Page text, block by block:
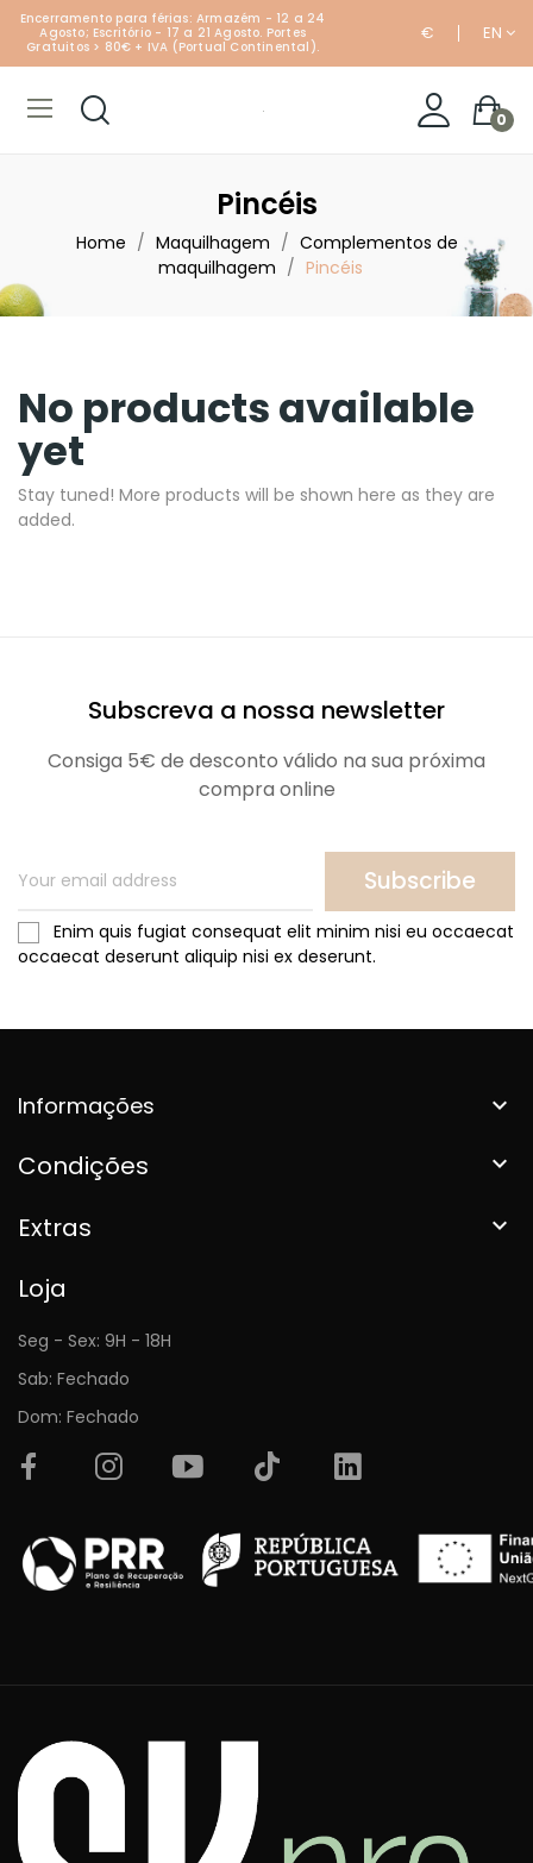
Encerramento para férias: Armazém - 12 a 24
Agosto; Escritório - 17 a 21 Agosto. Portes
Gratuitos > 80€ + IVA (Portual Continental).
€ EN
0
Pincéis
Home Maquilhagem
Complementos de
maquilhagem
Pincéis
No products available
yet
Stay tuned! More products will be shown here as they are
added.
Subscreva a nossa newsletter
Consiga 5€ de desconto válido na sua próxima
compra online
Subscribe
Enim quis fugiat consequat elit minim nisi eu occaecat
occaecat deserunt aliquip nisi ex deserunt.
Informações 
Condições 
Extras 
Loja
Seg - Sex: 9H - 18H
Sab: Fechado
Dom: Fechado